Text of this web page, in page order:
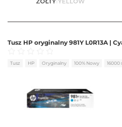
Tusz HP oryginalny 981Y L0R13A |
Oceniono0
Tusz HP Oryginalny 100% Nowy 16000